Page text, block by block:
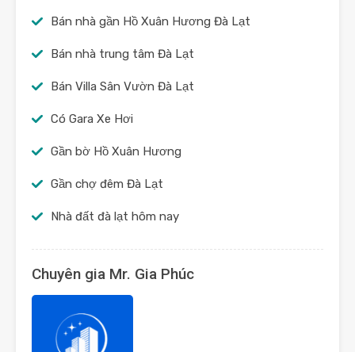
Bán nhà gần Hồ Xuân Hương Đà Lạt
Bán nhà trung tâm Đà Lạt
Bán Villa Sân Vườn Đà Lạt
Có Gara Xe Hơi
Gần bờ Hồ Xuân Hương
Gần chợ đêm Đà Lạt
Nhà đất đà lạt hôm nay
Chuyên gia Mr. Gia Phúc